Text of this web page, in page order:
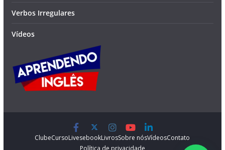
Verbos Irregulares
Vídeos
ClubeCursoLivesebookLivrosSobre nósVídeosContato
Política de privacidade